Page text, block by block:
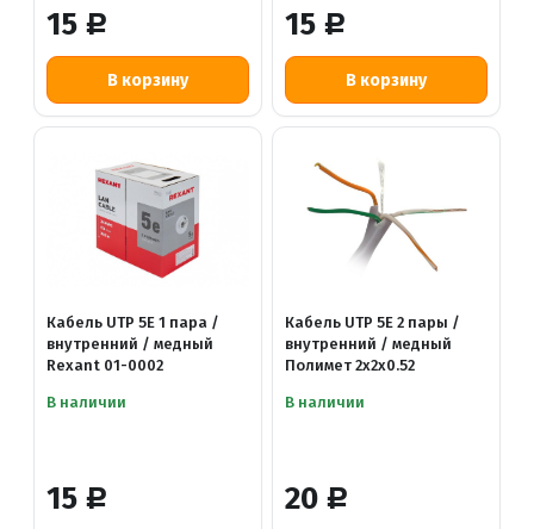
15 Р 15 Р
15 Р
Кабель UTP 5E 1 пара /
внутренний / медный
Rexant 01-0002
В наличии
20 Р
Кабель UTP 5E 2 пары /
внутренний / медный
Полимет 2x2x0.52
В наличии